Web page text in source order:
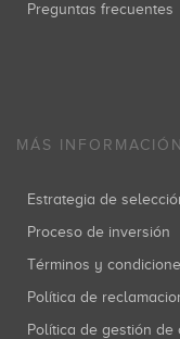
Preguntas frecuentes
MÁS INFORMACIÓN
Estrategia de
Proceso de inversión
Términos y
Política de
Política de gestión